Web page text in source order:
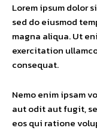
Lorem ipsum dolor
sed do eiusmod
magna aliqua. Ut
exercitation
consequat.
Nemo enim ipsam
aut odit aut fugit,
eos qui ratione